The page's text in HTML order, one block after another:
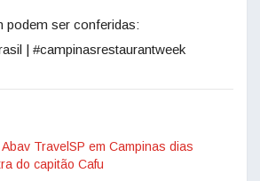
podem ser conferidas:
| #campinasrestaurantweek
TravelSP em Campinas dias
do capitão Cafu